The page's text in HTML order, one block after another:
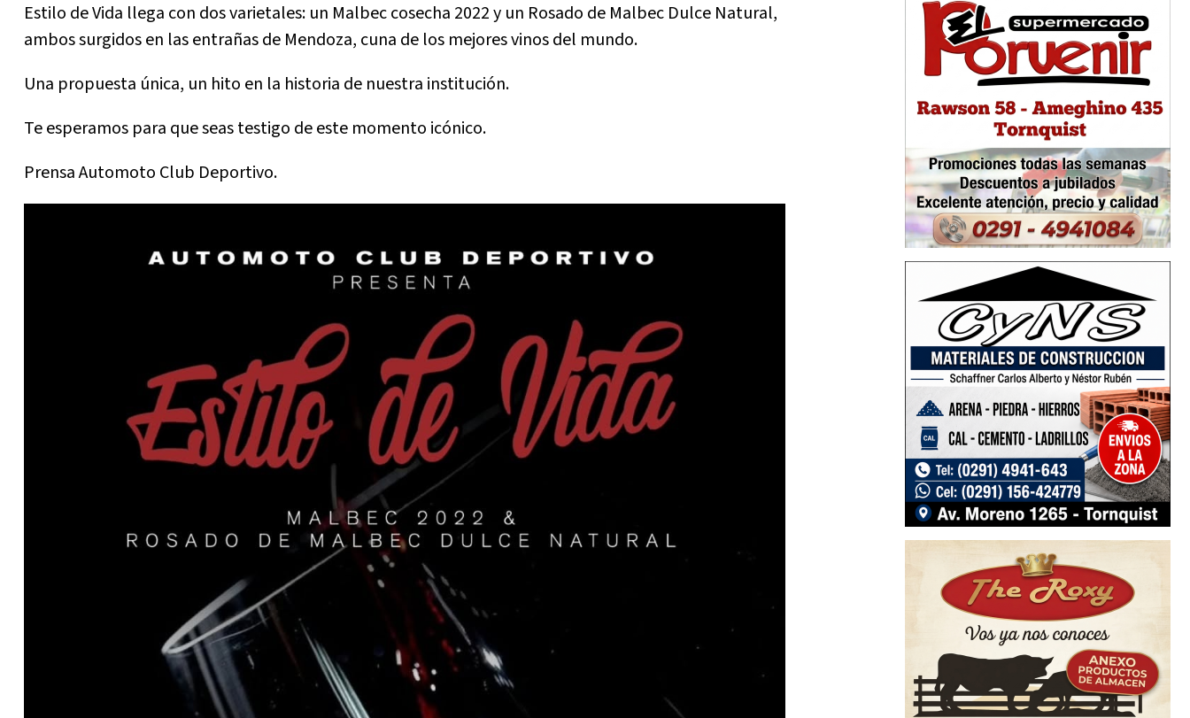
Estilo de Vida llega con dos varietales: un Malbec cosecha 2022 y un Rosado de Malbec Dulce Natural,
ambos surgidos en las entrañas de Mendoza, cuna de los mejores vinos del mundo.
Una propuesta única, un hito en la historia de nuestra institución.
Te esperamos para que seas testigo de este momento icónico.
Prensa Automoto Club Deportivo.